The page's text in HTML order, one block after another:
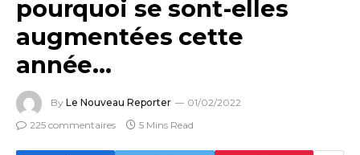
pourquoi se sont-elles
augmentées cette
année…
By Le Nouveau Reporter
01/02/2022
225 commentaires
5 Mins Read